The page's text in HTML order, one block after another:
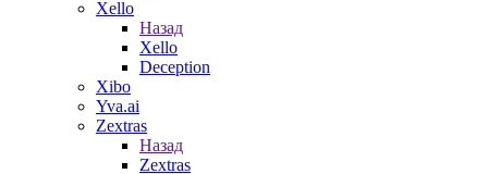
Xello
Назад
Xello
Deception
Xibo
Yva.ai
Zextras
Назад
Zextras